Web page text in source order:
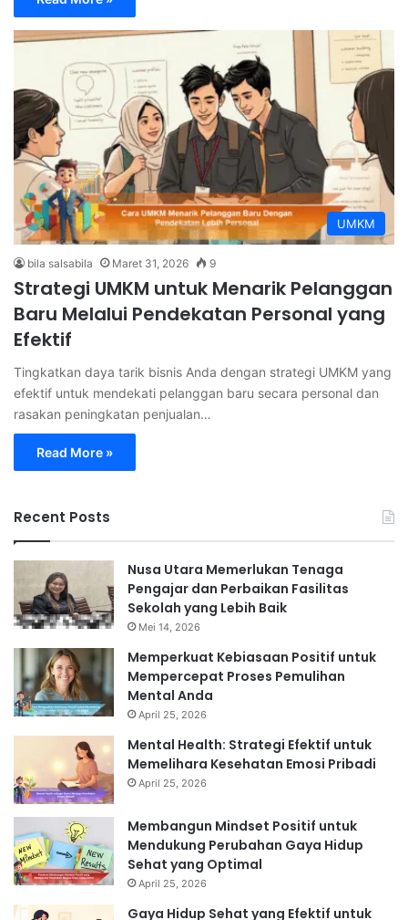
UMKM
bila salsabila Maret 31, 2026 9
Strategi UMKM untuk Menarik Pelanggan
Baru Melalui Pendekatan Personal yang
Efektif
Tingkatkan daya tarik bisnis Anda dengan strategi UMKM yang
efektif untuk mendekati pelanggan baru secara personal dan
rasakan peningkatan penjualan…
Read More »
Recent Posts
Nusa Utara Memerlukan Tenaga
Pengajar dan Perbaikan Fasilitas
Sekolah yang Lebih Baik
Mei 14, 2026
Memperkuat Kebiasaan Positif untuk
Mempercepat Proses Pemulihan
Mental Anda
April 25, 2026
Mental Health: Strategi Efektif untuk
Memelihara Kesehatan Emosi Pribadi
April 25, 2026
Membangun Mindset Positif untuk
Mendukung Perubahan Gaya Hidup
Sehat yang Optimal
April 25, 2026
Gaya Hidup Sehat yang Efektif untuk